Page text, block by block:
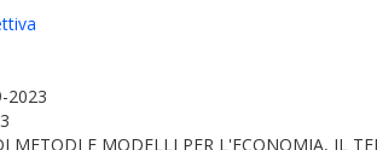
2023
METODI E MODELLI PER L'ECONOMIA, IL